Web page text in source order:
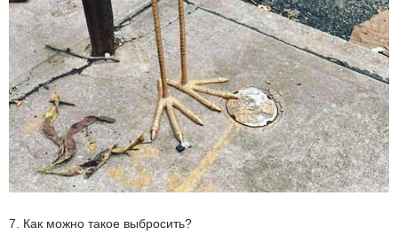
7. Как можно такое выбросить?